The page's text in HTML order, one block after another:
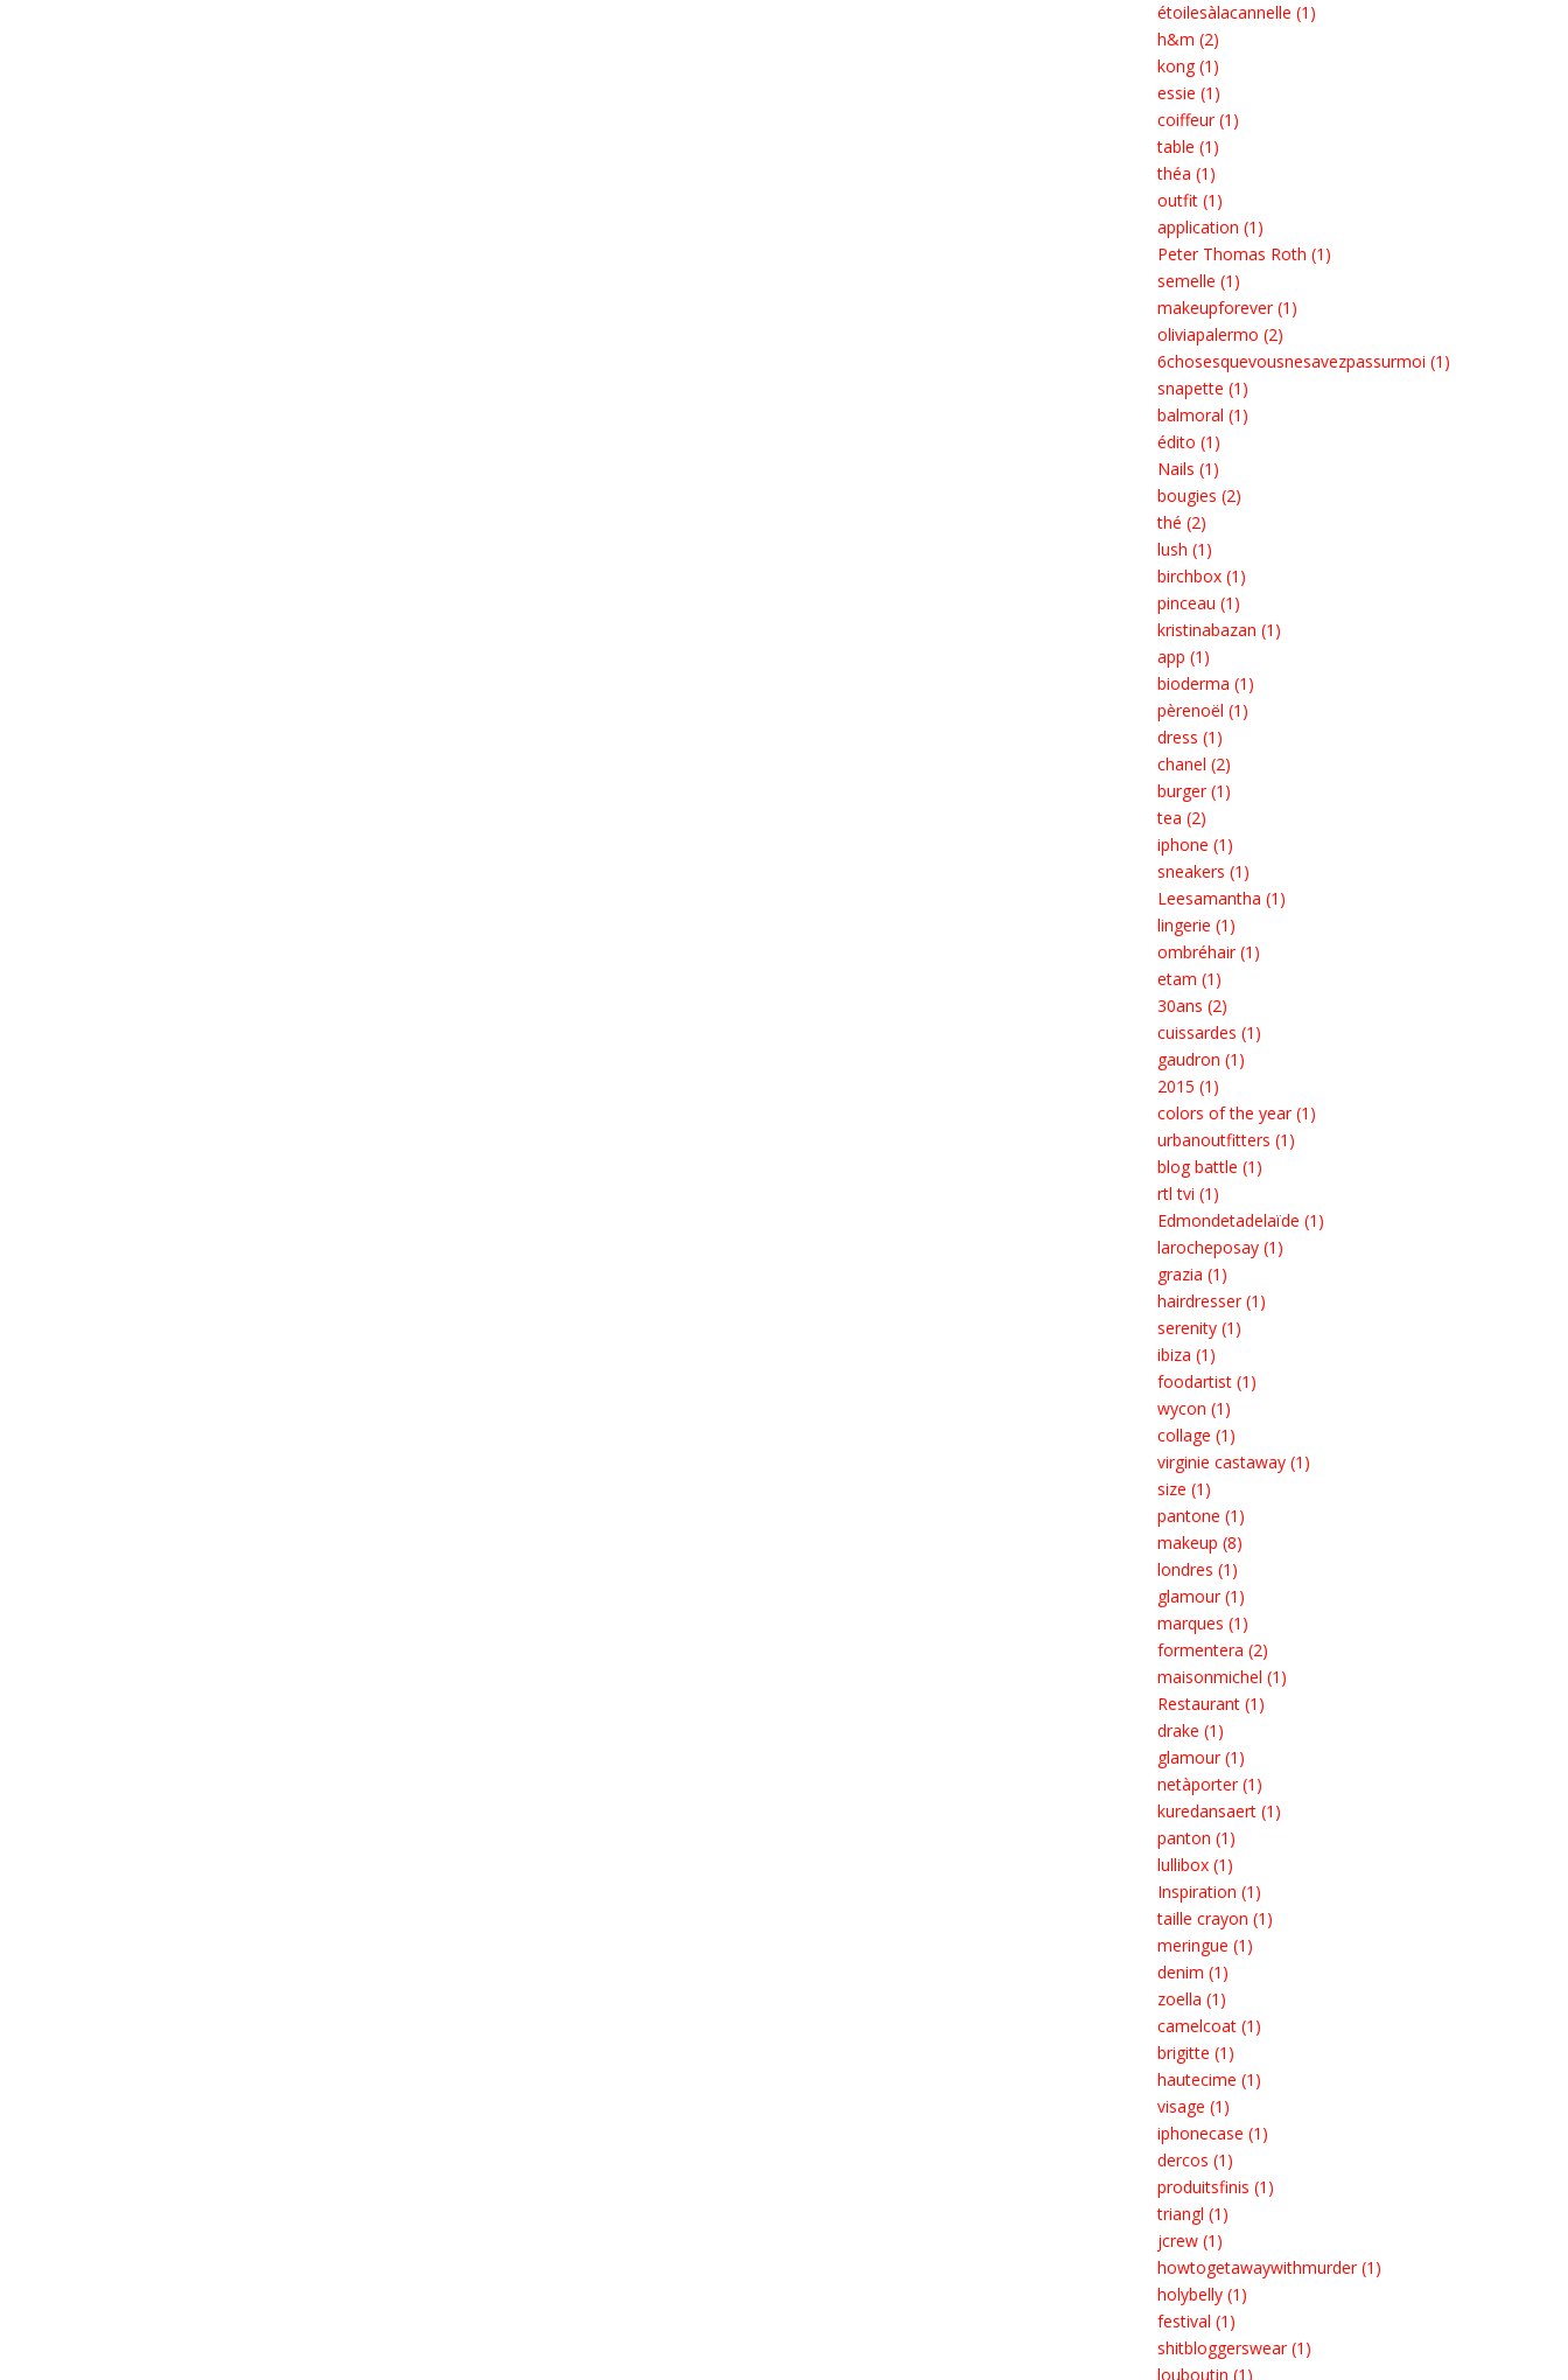
étoilesàlacannelle (1)
h&m (2)
kong (1)
essie (1)
coiffeur (1)
table (1)
théa (1)
outfit (1)
application (1)
Peter Thomas Roth (1)
semelle (1)
makeupforever (1)
oliviapalermo (2)
6chosesquevousnesavezpassurmoi (1)
snapette (1)
balmoral (1)
édito (1)
Nails (1)
bougies (2)
thé (2)
lush (1)
birchbox (1)
pinceau (1)
kristinabazan (1)
app (1)
bioderma (1)
pèrenoël (1)
dress (1)
chanel (2)
burger (1)
tea (2)
iphone (1)
sneakers (1)
Leesamantha (1)
lingerie (1)
ombréhair (1)
etam (1)
30ans (2)
cuissardes (1)
gaudron (1)
2015 (1)
colors of the year (1)
urbanoutfitters (1)
blog battle (1)
rtl tvi (1)
Edmondetadelaïde (1)
larocheposay (1)
grazia (1)
hairdresser (1)
serenity (1)
ibiza (1)
foodartist (1)
wycon (1)
collage (1)
virginie castaway (1)
size (1)
pantone (1)
makeup (8)
londres (1)
glamour (1)
marques (1)
formentera (2)
maisonmichel (1)
Restaurant (1)
drake (1)
glamour (1)
netàporter (1)
kuredansaert (1)
panton (1)
lullibox (1)
Inspiration (1)
taille crayon (1)
meringue (1)
denim (1)
zoella (1)
camelcoat (1)
brigitte (1)
hautecime (1)
visage (1)
iphonecase (1)
dercos (1)
produitsfinis (1)
triangl (1)
jcrew (1)
howtogetawaywithmurder (1)
holybelly (1)
festival (1)
shitbloggerswear (1)
louboutin (1)